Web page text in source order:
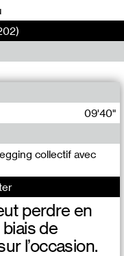
09'40"
collectif avec
perdre en
de
l’occasion.